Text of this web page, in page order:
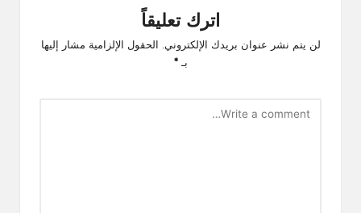
اترك تعليقاً
لن يتم نشر عنوان بريدك الإلكتروني.
الحقول الإلزامية مشار إليها
بـ*